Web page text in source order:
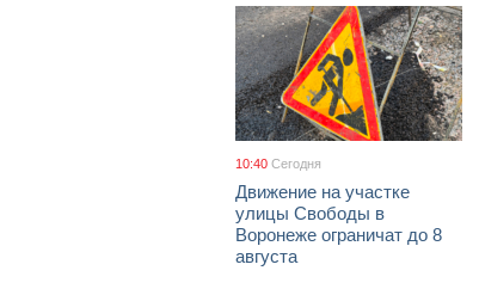
10:40 Сегодня
Движение на участке
улицы Свободы в
Воронеже ограничат до 8
августа